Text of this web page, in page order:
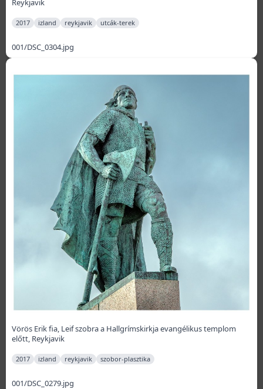
Reykjavik
2017 izland reykjavik utcák-terek
001/DSC_0304.jpg
Vörös Erik fia, Leif szobra a Hallgrímskirkja evangélikus templom
előtt, Reykjavik
2017 izland reykjavik szobor-plasztika
001/DSC_0279.jpg